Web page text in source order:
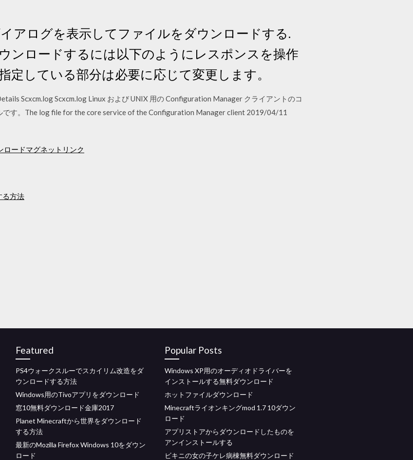
アログを表示してファイルをダウンロードする.
ンロードするには以下のようにレスポンスを操作
定している部分は必要に応じて変更します。
Scxcm.log Scxcm.log Linux および UNIX 用の Configuration Manager クライアントのコ
です。The log file for the core service of the Configuration Manager client 2019/04/11
ードマグネットリンク
る方法
Featured
PS4ウォークスルーでスカイリム改造をダ
ウンロードする方法
Windows用のTivoアプリをダウンロード
窓10無料ダウンロード金庫2017
Planet Minecraftから世界をダウンロード
する方法
最新のMozilla Firefox Windows 10をダウン
ロード
Popular Posts
Windows XP用のオーディオドライバーを
インストールする無料ダウンロード
ホットファイルダウンロード
Minecraftライオンキングmod 1.7 10ダウン
ロード
アプリストアからダウンロードしたものを
アンインストールする
ビキニの女の子ケレ病棟無料ダウンロード